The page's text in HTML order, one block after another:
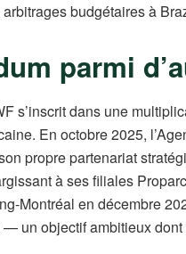
budgétaires à
parmi
s’inscrit dans une
En octobre 2025,
propre partenariat
à ses filiales
Montréal en décembre
— un objectif ambitieux